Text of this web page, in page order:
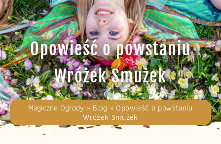
Opowieść o powstaniu
Wróżek Smużek
Magiczne Ogrody » Blog » Opowieść o powstaniu
Wróżek Smużek